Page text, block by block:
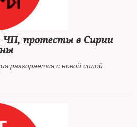
ЧП, протесты в Сирии
разгорается с новой силой